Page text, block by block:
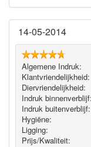
14-05-2014
Algemene Indruk:
Klantvriendelijkheid:
Diervriendelijkheid:
Indruk binnenverblijf:
Indruk buitenverblijf:
Hygiëne‎:
Ligging:
Prijs/Kwaliteit: